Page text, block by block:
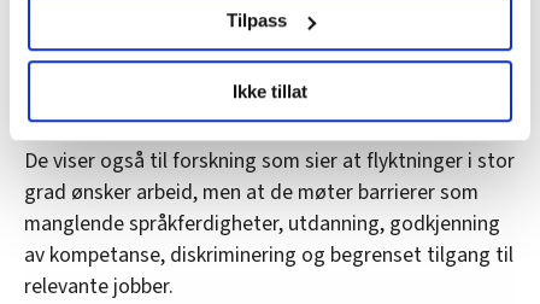
Identifisere enheten din ved å aktivt skanne den
data behandles og hvordan du kan velge hvordan de skal
brukes. Du kan hele tiden endre eller trekke tilbake ditt
samtykke fra erklæringen om informasjonskapsler.
LO Medias publikasjoner frifagbevegelse.no, hk-nytt.no
og fontene.no bruker informasjonskapsler (cookies) for å
Tilpass
Ikke tillat
De advarer mot at flyktninger kan bli rekruttert
til de useriøse delene av arbeidslivet, noe som
igjen kan føre til større forskjeller i norsk
arbeidsliv.
De viser også til forskning som sier at flyktninger i stor
grad ønsker arbeid, men at de møter barrierer som
manglende språkferdigheter, utdanning, godkjenning
av kompetanse, diskriminering og begrenset tilgang til
relevante jobber.